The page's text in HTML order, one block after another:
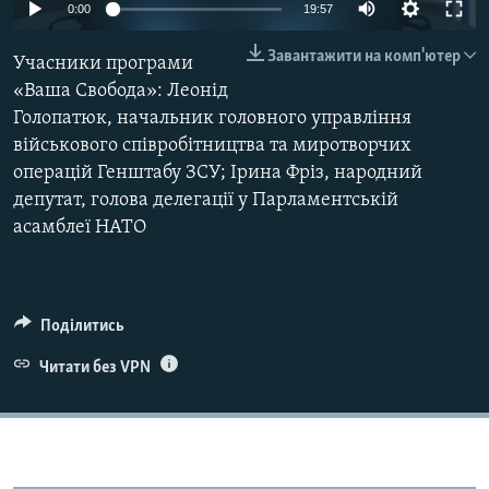
ВІДЕОУРОКИ «ELIFBE»
СВІДЧЕННЯ ОКУПАЦІЇ
УКРАЇНСЬКА ПРОБЛЕМА КРИМУ
ІНФОГРАФІКА
Qırımtatar
ДОЛУЧАЙСЯ!
Усі сайти RFE/RL
0:00 19:57
Завантажити на комп'ютер
Учасники програми
«Ваша Свобода»: Леонід
Голопатюк, начальник головного управління
військового співробітництва та миротворчих
операцій Генштабу ЗСУ; Ірина Фріз, народний
депутат, голова делегації у Парламентській
асамблеї НАТО
Поділитись
Читати без VPN